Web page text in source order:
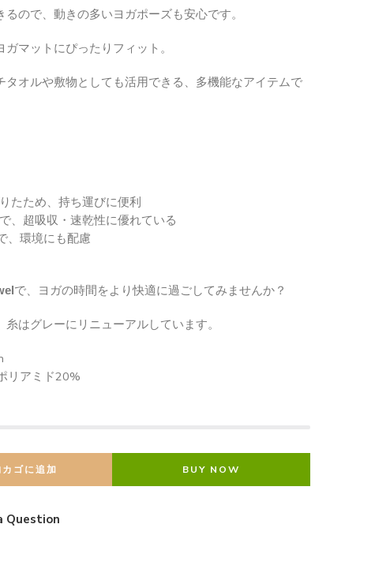
ので、動きの多いヨガポーズも安心です。
マットにぴったりフィット。
タオルや敷物としても活用できる、多機能なアイテムで
たため、持ち運びに便利
、超吸収・速乾性に優れている
、環境にも配慮
で、ヨガの時間をより快適に過ごしてみませんか？
はグレーにリニューアルしています。
リアミド20%
ゴに追加 BUY NOW
Question